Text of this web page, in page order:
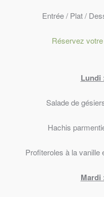
Entrée / Plat /
Réservez
Lundi
Salade de
Hachis
Profiteroles à la vanille
Mardi